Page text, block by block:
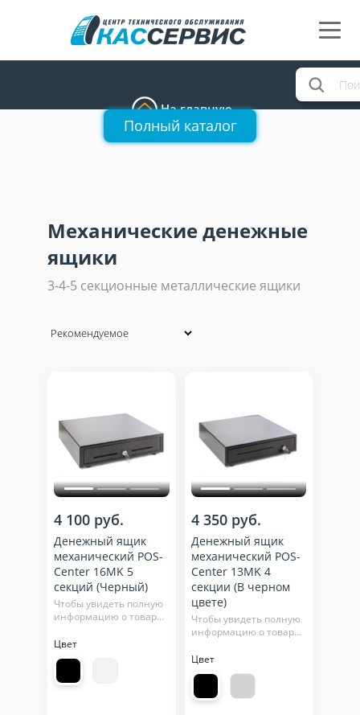
На главную
Полный каталог
Механические денежные
ящики
3-4-5 секционные металлические ящики
4 100 руб.
Денежный ящик
механический POS-
Center 16MK 5
секций (Черный)
Чтобы увидеть полную
информацию о товаре,
"подробнее"
Цвет
4 350 руб.
Денежный ящик
механический POS-
Center 13MK 4
секции (В черном
цвете)
Чтобы увидеть полную
информацию о товаре,
"подробнее"
Цвет